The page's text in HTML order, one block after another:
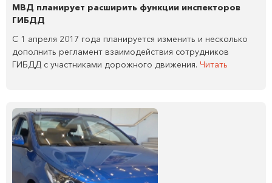
МВД планирует расширить функции инспекторов
ГИБДД
С 1 апреля 2017 года планируется изменить и несколько
дополнить регламент взаимодействия сотрудников
ГИБДД с участниками дорожного движения. Читать